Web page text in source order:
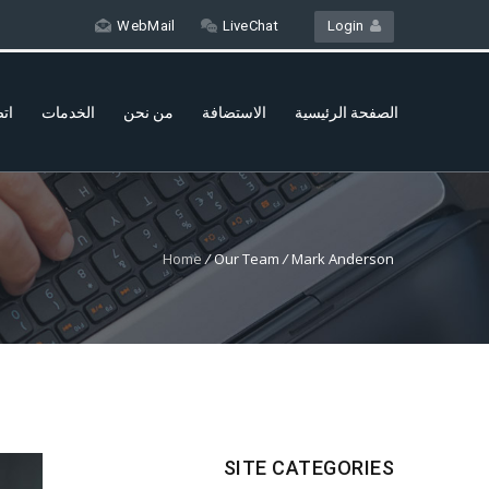
WebMail LiveChat
الخدمات من نحن الاستضافة الصفحة الرئيسية
Home /Our Team/Mark Anderson
SITE CATEGORIES